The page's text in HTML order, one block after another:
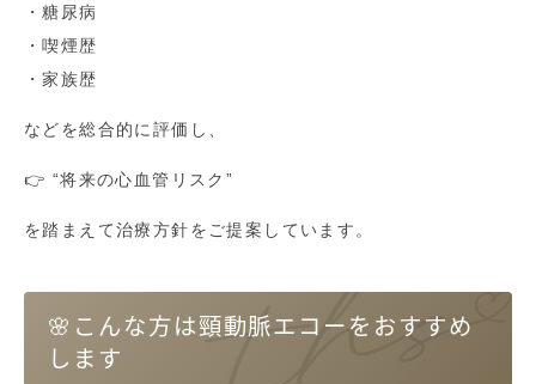
・糖尿病
・喫煙歴
・家族歴
などを総合的に評価し、
👉 “将来の心血管リスク”
を踏まえて治療方針をご提案しています。
🌸こんな方は頸動脈エコーをおすすめ
します